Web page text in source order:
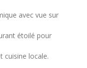
avec vue sur
étoilé pour
cuisine locale.